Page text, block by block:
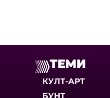
ТЕМИ
КУЛТ-АРТ
БУНТ